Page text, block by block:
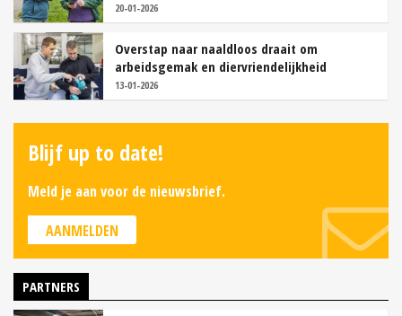
20-01-2026
Overstap naar naaldloos draait om
arbeidsgemak en diervriendelijkheid
13-01-2026
Blijf up to date!
Meld je aan voor de nieuwsbrief.
AANMELDEN
PARTNERS